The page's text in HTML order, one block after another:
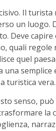
Il turista
un luogo.
Deve capire
quali regole
quel
una semplice
turistica vera.
senso,
la